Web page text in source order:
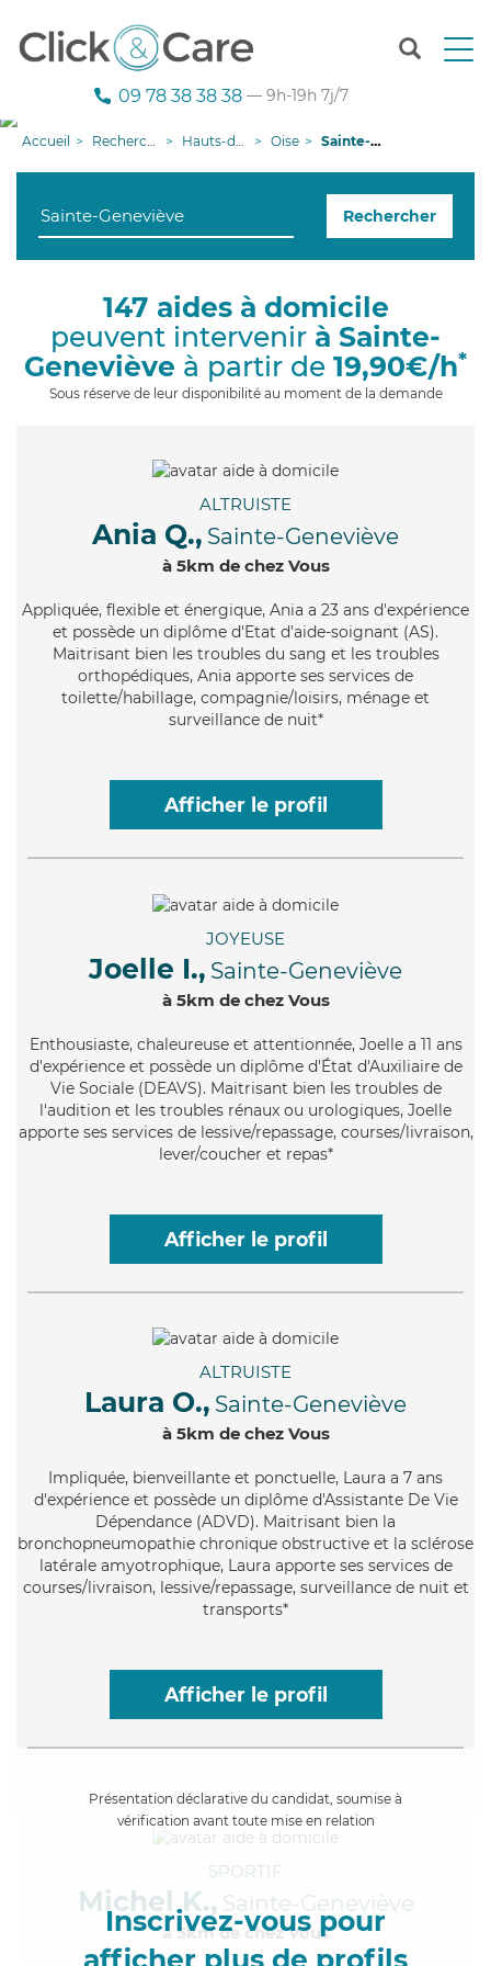
T
n
g
o
09 78 38 38 38 — 9h-19h 7j/7
Accueil Recherche aide à domicile Hauts-de-France Oise Sainte-Geneviève
Rechercher
147 aides à domicile
peuvent intervenir à Sainte-
Geneviève à partir de 19,90€/h*
Sous réserve de leur disponibilité au moment de la demande
ALTRUISTE
Ania Q., Sainte-Geneviève
à 5km de chez Vous
Appliquée, flexible et énergique, Ania a 23 ans d'expérience
et possède un diplôme d'Etat d'aide-soignant (AS).
Maitrisant bien les troubles du sang et les troubles
orthopédiques, Ania apporte ses services de
toilette/habillage, compagnie/loisirs, ménage et
surveillance de nuit*
Afficher le profil
JOYEUSE
Joelle I., Sainte-Geneviève
à 5km de chez Vous
Enthousiaste, chaleureuse et attentionnée, Joelle a 11 ans
d'expérience et possède un diplôme d'État d'Auxiliaire de
Vie Sociale (DEAVS). Maitrisant bien les troubles de
l'audition et les troubles rénaux ou urologiques, Joelle
apporte ses services de lessive/repassage, courses/livraison,
lever/coucher et repas*
Afficher le profil
ALTRUISTE
Laura O., Sainte-Geneviève
à 5km de chez Vous
Impliquée, bienveillante et ponctuelle, Laura a 7 ans
d'expérience et possède un diplôme d'Assistante De Vie
Dépendance (ADVD). Maitrisant bien la
bronchopneumopathie chronique obstructive et la sclérose
latérale amyotrophique, Laura apporte ses services de
courses/livraison, lessive/repassage, surveillance de nuit et
transports*
Afficher le profil
Présentation déclarative du candidat, soumise à
vérification avant toute mise en relation
Inscrivez-vous pour
afficher plus de profils
SPORTIF
Michel K., Sainte-Geneviève
à 5km de chez Vous